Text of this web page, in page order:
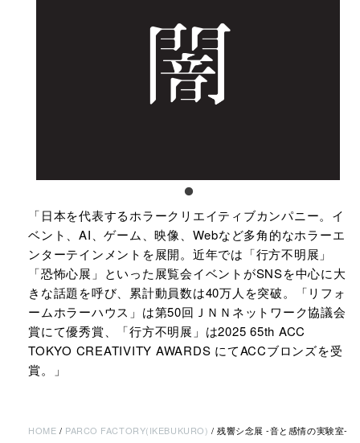
「日本を代表するホラークリエイティブカンパニー。イ
ベント、AI、ゲーム、映像、Webなど多角的なホラーエ
ンターテインメントを展開。近年では「行方不明展」
「恐怖心展」といった展覧会イベントがSNSを中心に大
きな話題を呼び、累計動員数は40万人を突破。「リフォ
ームホラーハウス」は第50回ＪＮＮネットワーク協議会
賞にて優秀賞、「行方不明展」は2025 65th ACC
TOKYO CREATIVITY AWARDS にてACCブロンズを受
賞。」
HOME PARCO FACTORY(IKEBUKURO) 残響シ念展 -⾳と感情の実験室-